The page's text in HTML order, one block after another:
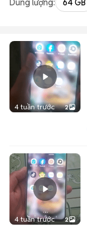
Dung lượng: 64 GB
4 tuần trước 2
4 tuần trước 2